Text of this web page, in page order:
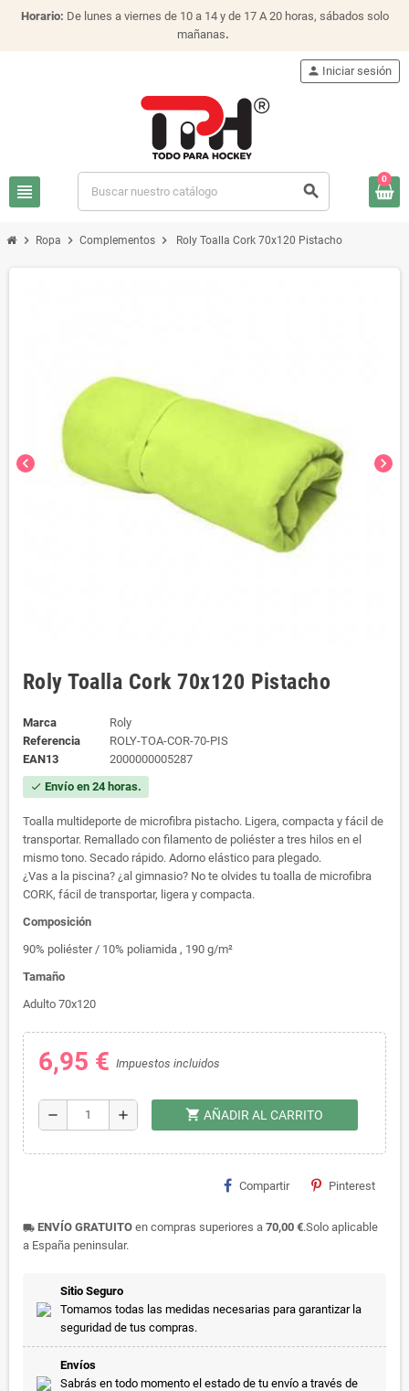
Horario: De lunes a viernes de 10 a 14 y de 17 A 20 horas, sábados solo
mañanas.
view_headline search
person Iniciar sesión
0
chevron_right Ropa chevron_right Complementos chevron_right Roly Toalla Cork 70x120 Pistacho
chevron_left chevron_right
Roly Toalla Cork 70x120 Pistacho
Marca
Roly
Referencia
ROLY-TOA-COR-70-PIS
EAN13
2000000005287
check Envío en 24 horas.
Toalla multideporte de microfibra pistacho. Ligera, compacta y fácil de
transportar. Remallado con filamento de poliéster a tres hilos en el
mismo tono. Secado rápido. Adorno elástico para plegado.
¿Vas a la piscina? ¿al gimnasio? No te olvides tu toalla de microfibra
CORK, fácil de transportar, ligera y compacta.
Composición
90% poliéster / 10% poliamida , 190 g/m²
Tamaño
Adulto 70x120
6,95 € Impuestos incluidos
remove add shopping_cart AÑADIR AL CARRITO
Compartir Pinterest
local_shipping ENVÍO GRATUITO en compras superiores a 70,00 €.Solo aplicable
a España peninsular.
Sitio Seguro
Tomamos todas las medidas necesarias para garantizar la
seguridad de tus compras.
Envíos
Sabrás en todo momento el estado de tu envío a través de